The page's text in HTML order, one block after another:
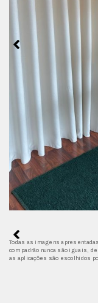
Todas as imagens
com padrão nunca são iguais,
as aplicações são escolhidos